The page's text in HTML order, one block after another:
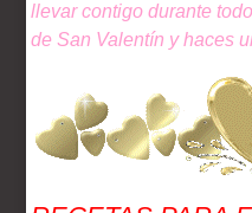
llevar contigo durante
de San Valentín y haces